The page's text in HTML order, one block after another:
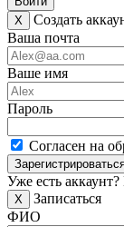
X
Создать
Ваша почта
Ваше имя
Пароль
Согласен на
Уже есть аккаунт?
X
Записаться
ФИО